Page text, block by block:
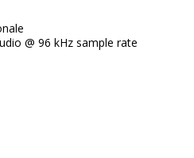
@ 96 kHz sample rate